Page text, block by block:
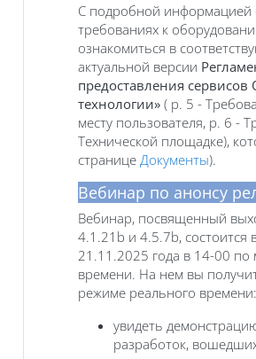
С подробной информацией
требованиях к
ознакомиться в
актуальной версии
предоставления
технологии» ( р. 5 -
месту пользователя, р. 6 -
Технической площадке),
странице Документы).
Вебинар по анонсу
Вебинар, посвященный
4.1.21b и 4.5.7b, состоится
21.11.2025 года в 14-00 по
времени. На нем вы
режиме реального времени:
увидеть
разработок,